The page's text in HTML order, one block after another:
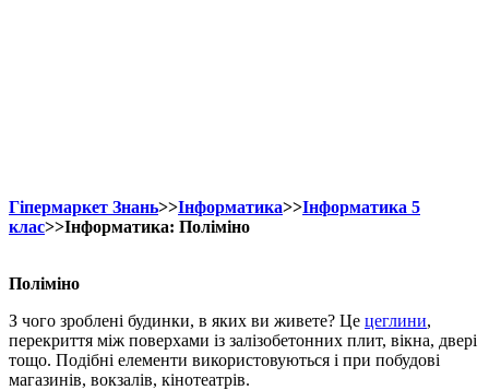
Гіпермаркет Знань>>Інформатика>>Інформатика 5
клас>>Інформатика: Поліміно
Поліміно
З чого зроблені будинки, в яких ви живете? Це цеглини,
перекриття між поверхами із залізобетонних плит, вікна, двері
тощо. Подібні елементи використовуються і при побудові
магазинів, вокзалів, кінотеатрів.